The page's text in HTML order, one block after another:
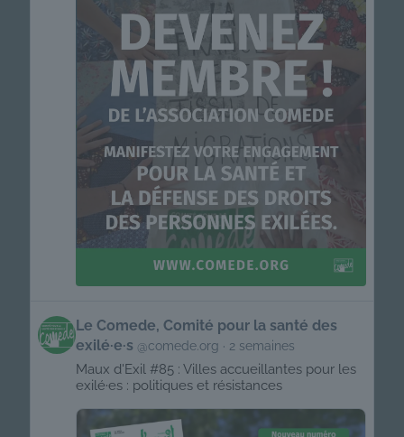
Get
to
this
Le Comede, Comité pour la santé des
exilé·e·s @comede.org 2 semaines
Maux d'Exil #85 : Villes accueillantes pour les
exilé·es : politiques et résistances